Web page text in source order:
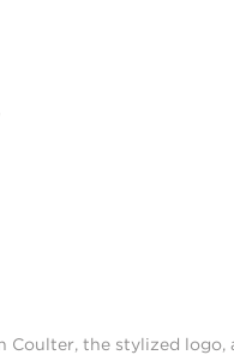
the stylized